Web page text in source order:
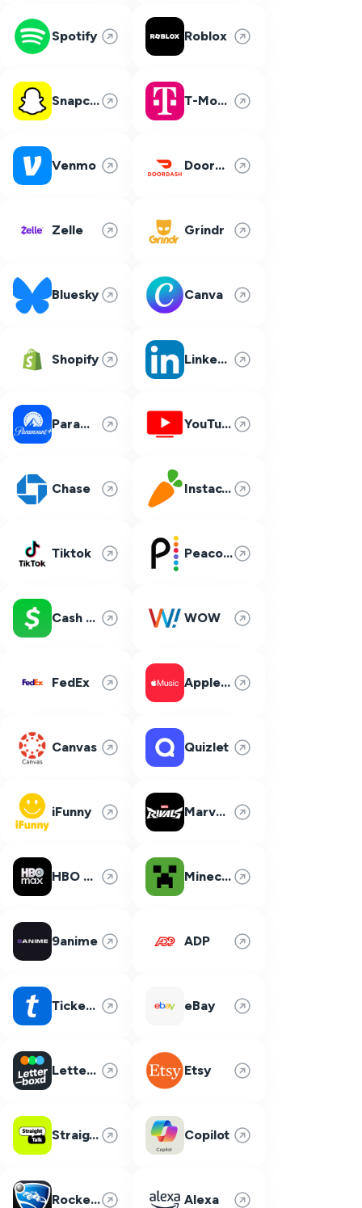
Spotify Roblox
Snapchat T-Mobile
Venmo DoorDash
Zelle Grindr
Bluesky Canva
Shopify LinkedIn
Paramount Plus YouTube TV
Chase Instacart
Tiktok Peacock
Cash App WOW
FedEx Apple Music
Canvas Quizlet
iFunny Marvel Rivals
HBO Max Minecraft
9anime ADP
Ticketmaster eBay
Letterboxd Etsy
Straight Talk Copilot
Rocket League Alexa